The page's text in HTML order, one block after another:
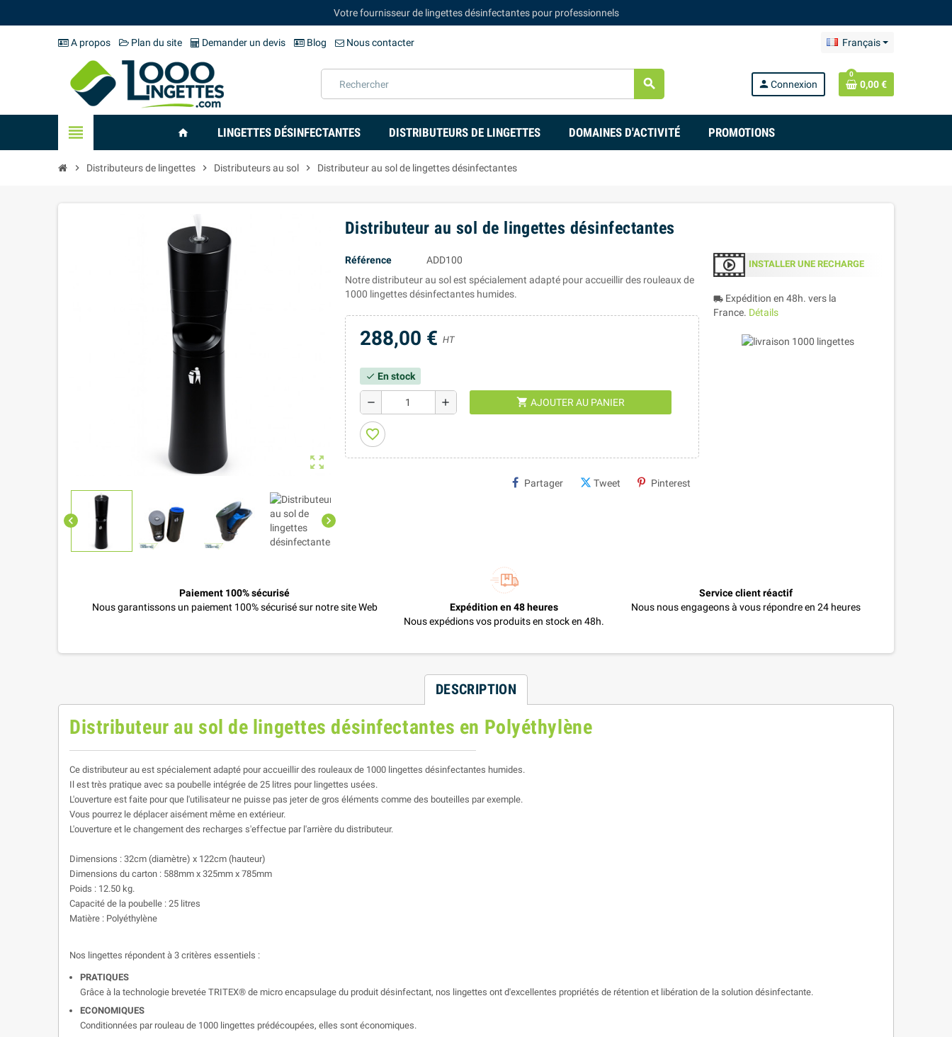
Votre fournisseur de lingettes désinfectantes pour professionnels
A propos Plan du site Demander un devis Blog Nous contacter Français
search person Connexion
0
0,00 €
view_headline home LINGETTES DÉSINFECTANTES DISTRIBUTEURS DE LINGETTES DOMAINES D'ACTIVITÉ PROMOTIONS
chevron_right Distributeurs de lingettes chevron_right Distributeurs au sol chevron_right Distributeur au sol de lingettes désinfectantes
zoom_out_map
chevron_left chevron_right
Distributeur au sol de lingettes désinfectantes
Référence
ADD100
Notre distributeur au sol est spécialement adapté pour accueillir des rouleaux de
1000 lingettes désinfectantes humides.
288,00 € HT
check En stock
remove add shopping_cart AJOUTER AU PANIER
favorite_border
Partager Tweet Pinterest
INSTALLER UNE RECHARGE
local_shippingExpédition en 48h. vers la
France. Détails
Paiement 100% sécurisé
Nous garantissons un paiement 100% sécurisé sur notre site Web
Expédition en 48 heures
Nous expédions vos produits en stock en 48h.
Service client réactif
Nous nous engageons à vous répondre en 24 heures
DESCRIPTION
Distributeur au sol de lingettes désinfectantes en Polyéthylène
Ce distributeur au est spécialement adapté pour accueillir des rouleaux de 1000 lingettes désinfectantes humides.
Il est très pratique avec sa poubelle intégrée de 25 litres pour lingettes usées.
L'ouverture est faite pour que l'utilisateur ne puisse pas jeter de gros éléments comme des bouteilles par exemple.
Vous pourrez le déplacer aisément même en extérieur.
L'ouverture et le changement des recharges s'effectue par l'arrière du distributeur.
Dimensions : 32cm (diamètre) x 122cm (hauteur)
Dimensions du carton : 588mm x 325mm x 785mm
Poids : 12.50 kg.
Capacité de la poubelle : 25 litres
Matière : Polyéthylène
Nos lingettes répondent à 3 critères essentiels :
PRATIQUES
Grâce à la technologie brevetée TRITEX® de micro encapsulage du produit désinfectant, nos lingettes ont d'excellentes propriétés de rétention et libération de la solution désinfectante.
ECONOMIQUES
Conditionnées par rouleau de 1000 lingettes prédécoupées, elles sont économiques.